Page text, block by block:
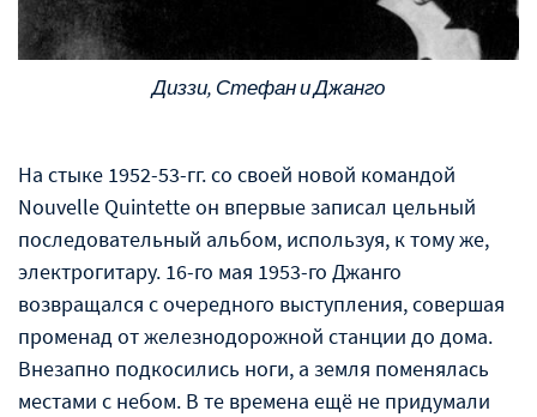
Диззи, Стефан и Джанго
На стыке 1952-53-гг. со своей новой командой
Nouvelle Quintette он впервые записал цельный
последовательный альбом, используя, к тому же,
электрогитару. 16-го мая 1953-го Джанго
возвращался с очередного выступления, совершая
променад от железнодорожной станции до дома.
Внезапно подкосились ноги, а земля поменялась
местами с небом. В те времена ещё не придумали